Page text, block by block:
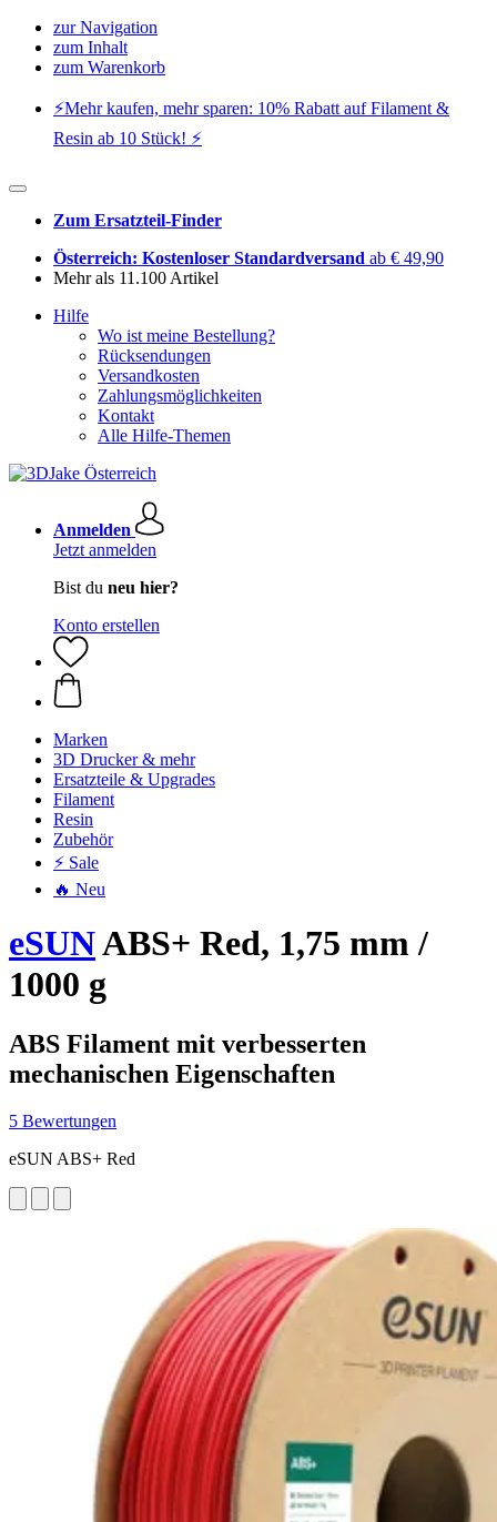
zur Navigation
zum Inhalt
zum Warenkorb
⚡️Mehr kaufen, mehr sparen: 10% Rabatt auf Filament &
Resin ab 10 Stück! ⚡️
Zum Ersatzteil-Finder
Österreich: Kostenloser Standardversand ab € 49,90
Mehr als 11.100 Artikel
Hilfe
Wo ist meine Bestellung?
Rücksendungen
Versandkosten
Zahlungsmöglichkeiten
Kontakt
Alle Hilfe-Themen
Anmelden
Jetzt anmelden
Bist du neu hier?
Konto erstellen
Marken
3D Drucker & mehr
Ersatzteile & Upgrades
Filament
Resin
Zubehör
⚡ Sale
🔥 Neu
eSUNABS+ Red, 1,75 mm /
1000 g
ABS Filament mit verbesserten
mechanischen Eigenschaften
5 Bewertungen
eSUN ABS+ Red